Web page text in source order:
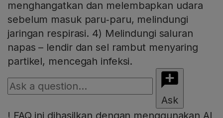
menghangatkan dan melembapkan udara
sebelum masuk paru‑paru, melindungi
jaringan respirasi. 4) Melindungi saluran
napas – lendir dan sel rambut menyaring
partikel, mencegah infeksi.
Ask
! FAQ ini dihasilkan dengan menggunakan AI